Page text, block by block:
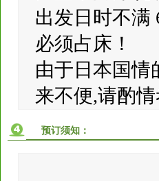
出发日时不满
必须占床！
由于日本国情
来不便,请酌情
预订须知：